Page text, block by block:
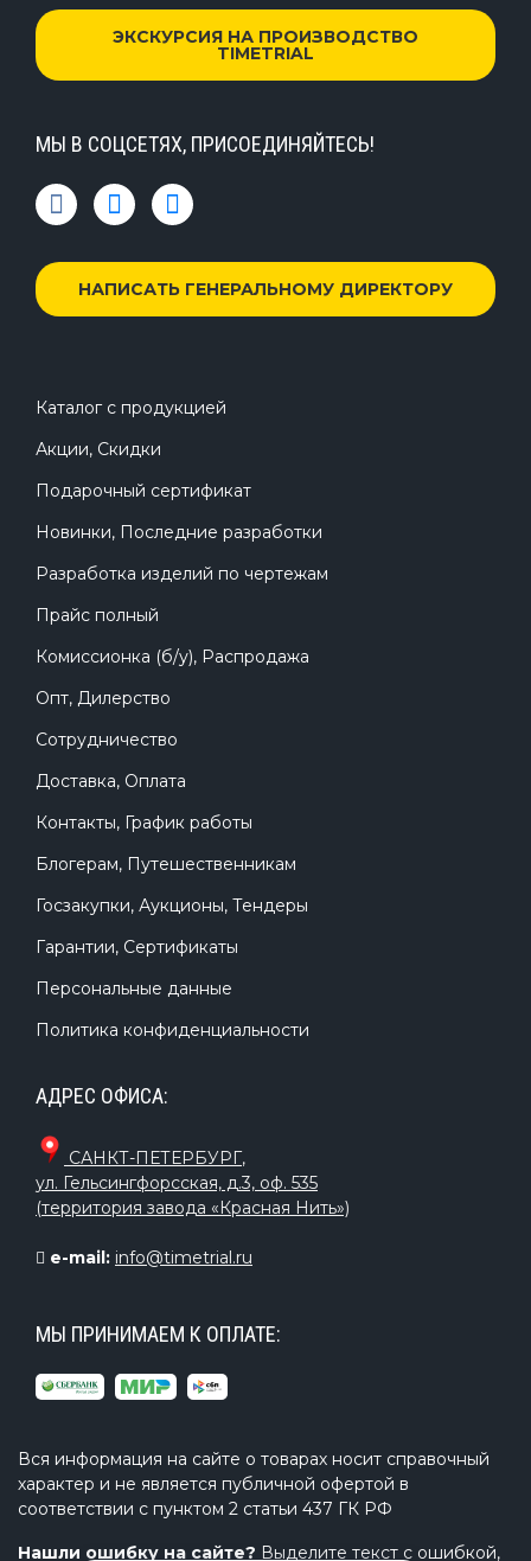
ЭКСКУРСИЯ НА ПРОИЗВОДСТВО
TIMETRIAL
МЫ В СОЦСЕТЯХ, ПРИСОЕДИНЯЙТЕСЬ!
НАПИСАТЬ ГЕНЕРАЛЬНОМУ ДИРЕКТОРУ
Каталог с продукцией
Акции, Скидки
Подарочный сертификат
Новинки, Последние разработки
Разработка изделий по чертежам
Прайс полный
Комиссионка (б/у), Распродажа
Опт, Дилерство
Сотрудничество
Доставка, Оплата
Контакты, График работы
Блогерам, Путешественникам
Госзакупки, Аукционы, Тендеры
Гарантии, Сертификаты
Персональные данные
Политика конфиденциальности
АДРЕС ОФИСА:
САНКТ-ПЕТЕРБУРГ,
ул. Гельсингфорсская, д.3, оф. 535
(территория завода «Красная Нить»)
e-mail: info@timetrial.ru
МЫ ПРИНИМАЕМ К ОПЛАТЕ:
Вся информация на сайте о товарах носит справочный
характер и не является публичной офертой в
соответствии с пунктом 2 статьи 437 ГК РФ
Нашли ошибку на сайте? Выделите текст с ошибкой,